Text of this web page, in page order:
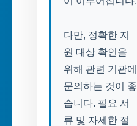
다만, 정확한 지
원 대상 확인을
위해 관련 기관에
문의하는 것이 좋
습니다. 필요 서
류 및 자세한 절